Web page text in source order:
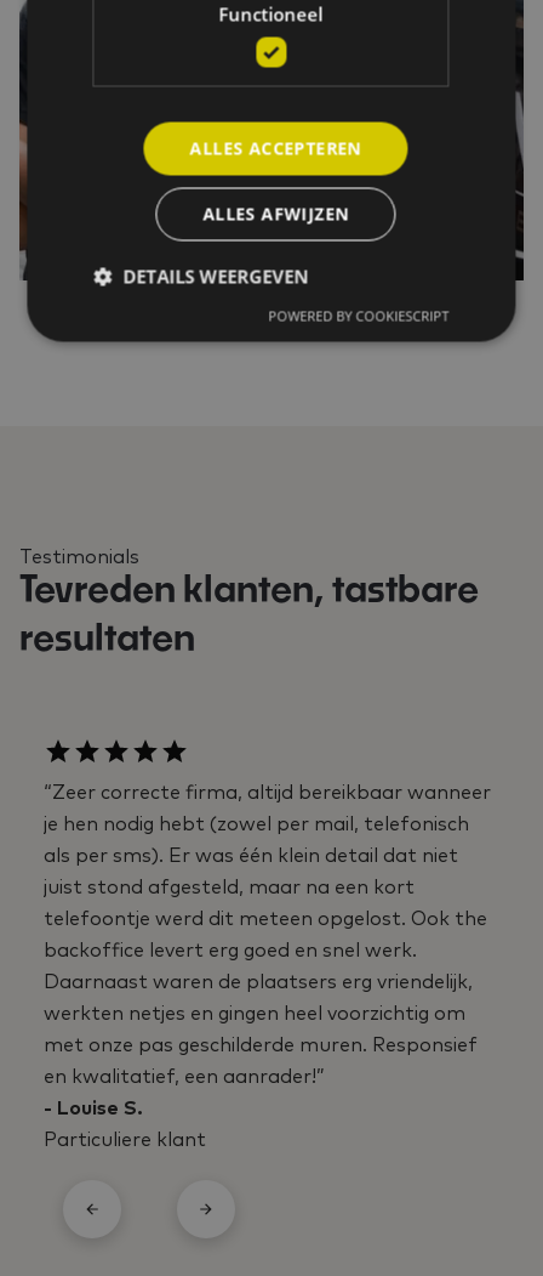
Testimonials
Tevreden klanten, tastbare
resultaten
“Zeer correcte firma, altijd bereikbaar wanneer
je hen nodig hebt (zowel per mail, telefonisch
als per sms). Er was één klein detail dat niet
juist stond afgesteld, maar na een kort
telefoontje werd dit meteen opgelost. Ook the
backoffice levert erg goed en snel werk.
Daarnaast waren de plaatsers erg vriendelijk,
werkten netjes en gingen heel voorzichtig om
met onze pas geschilderde muren. Responsief
en kwalitatief, een aanrader!”
- Louise S.
Particuliere klant
Functioneel
ALLES ACCEPTEREN
ALLES AFWIJZEN
DETAILS WEERGEVEN
POWERED BY COOKIESCRIPT